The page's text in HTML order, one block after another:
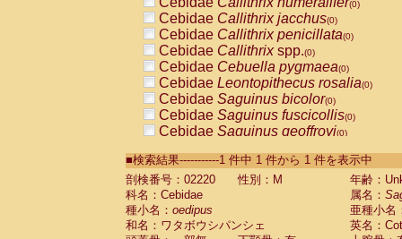
(0)
Cebidae Callithrix jacchus(0)
Cebidae Callithrix penicillata(0)
Cebidae Callithrixspp.(0)
Cebidae Cebuella pygmaea(0)
Cebidae Leontopithecus rosalia(0)
Cebidae Saguinus bicolor(0)
Cebidae Saguinus fuscicollis(0)
Cebidae Saguinus geoffroyi(0)
CebidaeSaguinus labiatus(0)
Cebidae Saguinus leucopus (0)
Cebidae
Cebidae
CebidaeSaguinus nigricollis (0)
■検索結果-----------1 件中 1 件から 1 件を表示中
剖検番号：02220
性別：M
年齢：
科名：Cebidae
属名：
種小名： oedipus
亜種小名
和名：ワタボウシパンシェ
英名：